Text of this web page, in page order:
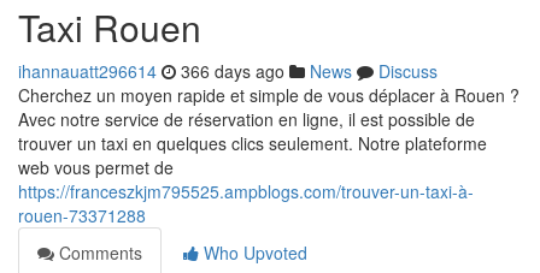
Taxi Rouen
ihannauatt296614 366 days ago News
Discuss
Cherchez un moyen rapide et simple de vous déplacer à Rouen ?
Avec notre service de réservation en ligne, il est possible de
trouver un taxi en quelques clics seulement. Notre plateforme
web vous permet de
https://franceszkjm795525.ampblogs.com/trouver-un-taxi-à-
rouen-73371288
Comments
Who Upvoted